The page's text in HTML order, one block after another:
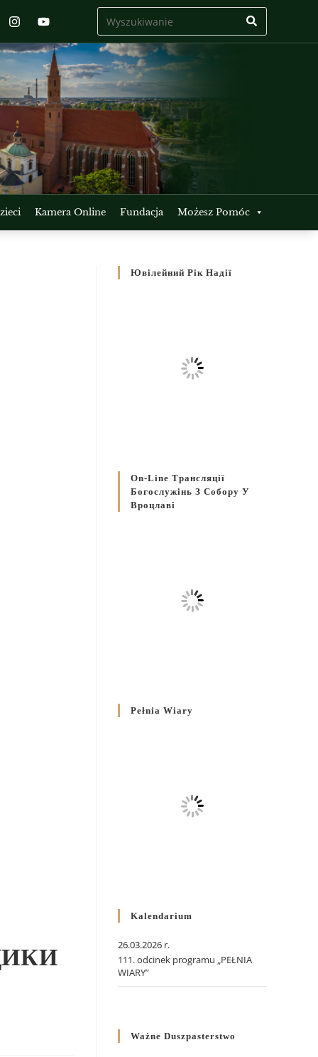
Kamera Online Fundacja Możesz Pomóc
Ювілейний Рік Надії
On-Line Трансляції
Богослужінь З Собору У
Вроцлаві
Pełnia Wiary
Kalendarium
26.03.2026 r.
111. odcinek programu „PEŁNIA
WIARY”
Ważne Duszpasterstwo